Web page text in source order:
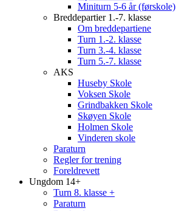
Miniturn 5-6 år (førskole)
Breddepartier 1.-7. klasse
Om breddepartiene
Turn 1.-2. klasse
Turn 3.-4. klasse
Turn 5.-7. klasse
AKS
Huseby Skole
Voksen Skole
Grindbakken Skole
Skøyen Skole
Holmen Skole
Vinderen skole
Paraturn
Regler for trening
Foreldrevett
Ungdom 14+
Turn 8. klasse +
Paraturn